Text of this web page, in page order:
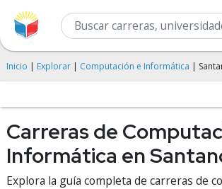
Inicio | Explorar | Computación e Informática |
Carreras de
Informática en
Explora la guía completa de carreras de